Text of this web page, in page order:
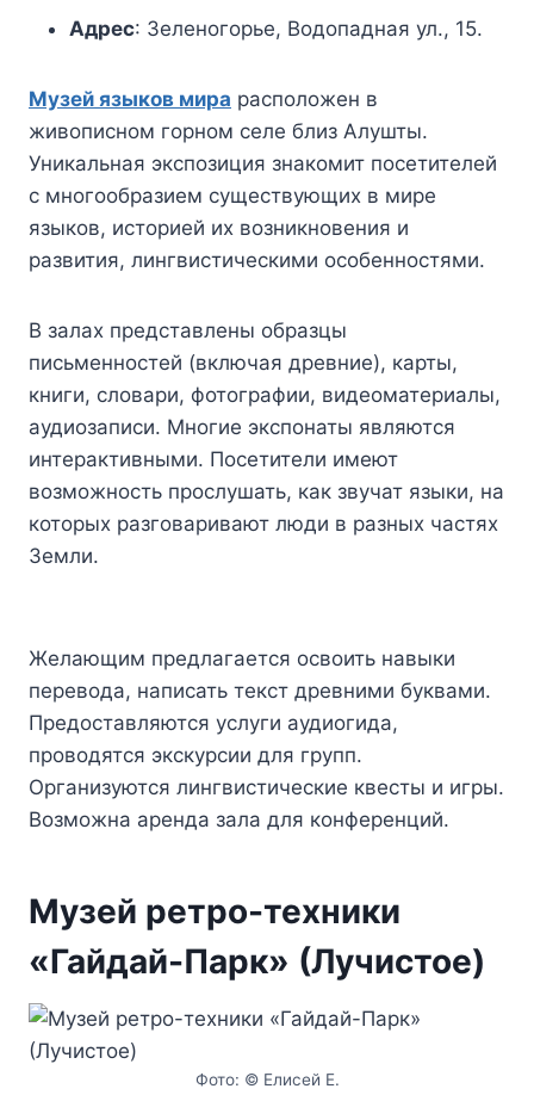
Адрес: Зеленогорье, Водопадная ул., 15.
Музей языков мира расположен в
живописном горном селе близ Алушты.
Уникальная экспозиция знакомит посетителей
с многообразием существующих в мире
языков, историей их возникновения и
развития, лингвистическими особенностями.
В залах представлены образцы
письменностей (включая древние), карты,
книги, словари, фотографии, видеоматериалы,
аудиозаписи. Многие экспонаты являются
интерактивными. Посетители имеют
возможность прослушать, как звучат языки, на
которых разговаривают люди в разных частях
Земли.
Желающим предлагается освоить навыки
перевода, написать текст древними буквами.
Предоставляются услуги аудиогида,
проводятся экскурсии для групп.
Организуются лингвистические квесты и игры.
Возможна аренда зала для конференций.
Музей ретро-техники
«Гайдай-Парк» (Лучистое)
Фото: © Елисей Е.